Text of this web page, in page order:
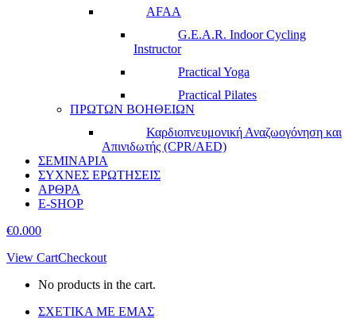
AFAA
G.E.A.R. Indoor Cycling
Instructor
Practical Yoga
Practical Pilates
ΠΡΩΤΩΝ ΒΟΗΘΕΙΩΝ
Καρδιοπνευμονική Αναζωογόνηση και
Απινιδωτής (CPR/AED)
ΣΕΜΙΝΑΡΙΑ
ΣΥΧΝΕΣ ΕΡΩΤΗΣΕΙΣ
ΑΡΘΡΑ
E-SHOP
€0.000
View CartCheckout
No products in the cart.
ΣΧΕΤΙΚΑ ΜΕ ΕΜΑΣ